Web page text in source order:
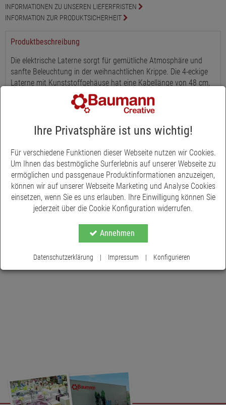
INFORMATIONEN ZU UNSEREN LIEFERFRISTEN
INFORMATION ZUR PRODUKTSICHERHEIT
Produktbeschreibung
Die elektrische Laterne sorgt für gemütliche Atmosphäre und
sanfte Beleuchtung in der weihnachtlichen Krippe. Die 4-eckige
Laterne mit Kunststoffgehäuse hat eine Kabellänge von 48 cm,
die Birnen sind nicht austauschbar. Die Laterne wird mit Batterie
oder Trafo 3,5 V betrieben. (Artikel-Nr. 9316 bzw. 9317). Krippen
sind ein wunderbarer Blickfang zur Weihnachtszeit und werden
von Jung und Alt gerne bestaunt. Neben den klassischen
Hauptfiguren gelingt eine liebevolle und individuelle Gestaltung
der Krippenlandschaften mit Zubehör wie Brücken, Zäunen,
Bäumen, Werkzeugen, Lampen mit Elektrik, Feuerstellen,
Brunnen oder verschiedenartige Tiere usw. Bei uns im Online-
Shop finden Sie eine große Auswahl an Krippenzubehör und
Zusatzfiguren.
Ihre Privatsphäre ist uns wichtig!
Für verschiedene Funktionen dieser Webseite nutzen wir Cookies.
Um Ihnen das bestmögliche Surferlebnis auf unserer Webseite zu
ermöglichen und passgenaue Produktinformationen anzuzeigen,
können wir auf unserer Webseite Marketing und Analyse Cookies
einsetzen, wenn Sie es uns erlauben. Ihre Einwilligung können Sie
jederzeit über die Cookie Konfiguration widerrufen.
Annehmen
Datenschutzerklärung | Impressum | Konfigurieren